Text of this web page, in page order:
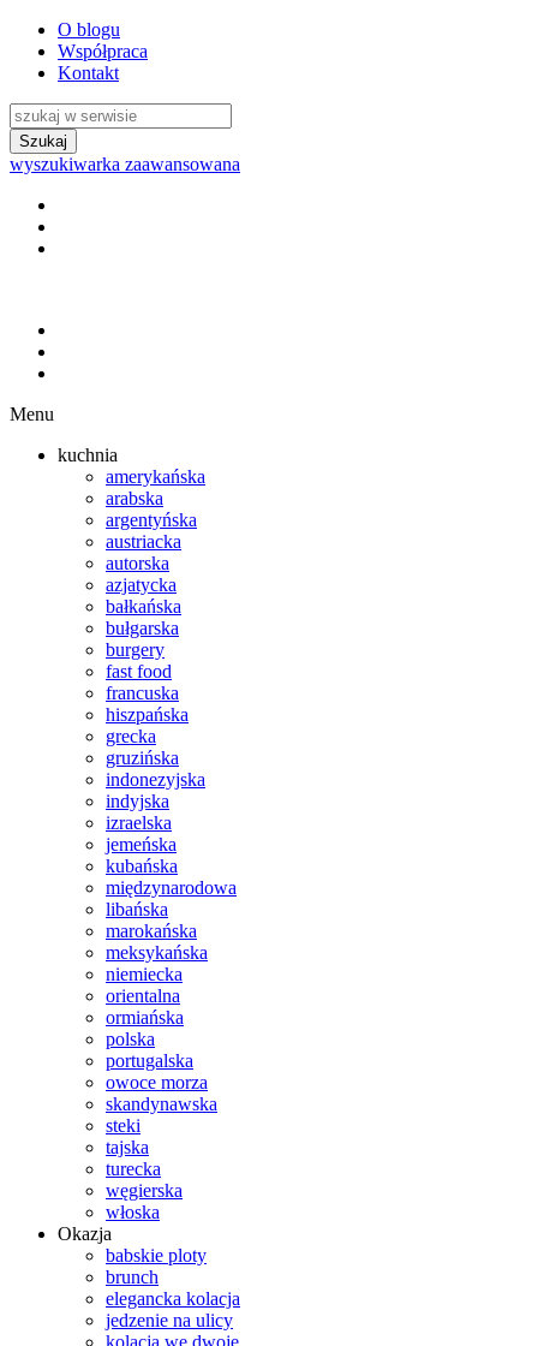
O blogu
Współpraca
Kontakt
wyszukiwarka zaawansowana
Menu
kuchnia
amerykańska
arabska
argentyńska
austriacka
autorska
azjatycka
bałkańska
bułgarska
burgery
fast food
francuska
hiszpańska
grecka
gruzińska
indonezyjska
indyjska
izraelska
jemeńska
kubańska
międzynarodowa
libańska
marokańska
meksykańska
niemiecka
orientalna
ormiańska
polska
portugalska
owoce morza
skandynawska
steki
tajska
turecka
węgierska
włoska
Okazja
babskie ploty
brunch
elegancka kolacja
jedzenie na ulicy
kolacja we dwoje